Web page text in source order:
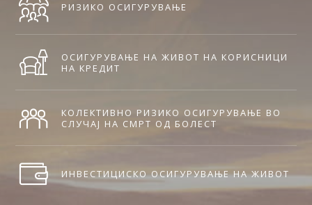
РИЗИКО ОСИГУРУВАЊЕ
ОСИГУРУВАЊЕ НА ЖИВОТ НА КОРИСНИЦИ
НА КРЕДИТ
КОЛЕКТИВНО РИЗИКО ОСИГУРУВАЊЕ ВО
СЛУЧАЈ НА СМРТ ОД БОЛЕСТ
ИНВЕСТИЦИСКО ОСИГУРУВАЊЕ НА ЖИВОТ